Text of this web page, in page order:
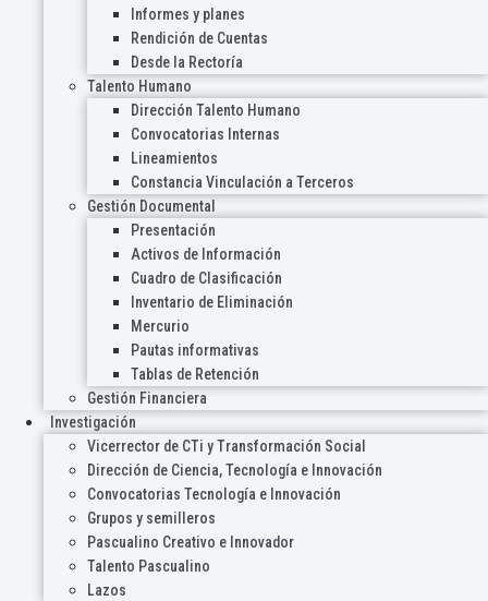
Informes y planes
Rendición de Cuentas
Desde la Rectoría
Talento Humano
Dirección Talento Humano
Convocatorias Internas
Lineamientos
Constancia Vinculación a Terceros
Gestión Documental
Presentación
Activos de Información
Cuadro de Clasificación
Inventario de Eliminación
Mercurio
Pautas informativas
Tablas de Retención
Gestión Financiera
Investigación
Vicerrector de CTi y Transformación Social
Dirección de Ciencia, Tecnología e Innovación
Convocatorias Tecnología e Innovación
Grupos y semilleros
Pascualino Creativo e Innovador
Talento Pascualino
Lazos